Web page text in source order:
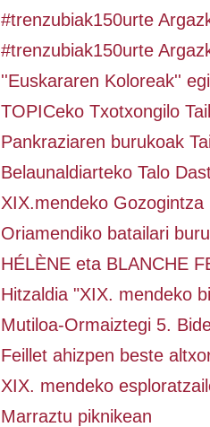
#trenzubiak150urte
#trenzubiak150urte
''Euskararen Koloreak''
TOPICeko Txotxongilo
Pankraziaren burukoak
Belaunaldiarteko Talo
XIX.mendeko
Oriamendiko batailari
HÉLÈNE eta BLANCHE
Hitzaldia "XIX. mendeko
Mutiloa-Ormaiztegi 5.
Feillet ahizpen beste
XIX. mendeko
Marraztu piknikean